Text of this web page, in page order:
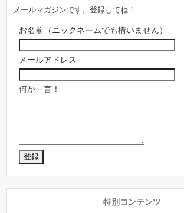
メールマガジンです。登録してね！
お名前（ニックネームでも構いません）
メールアドレス
何か一言！
特別コンテンツ